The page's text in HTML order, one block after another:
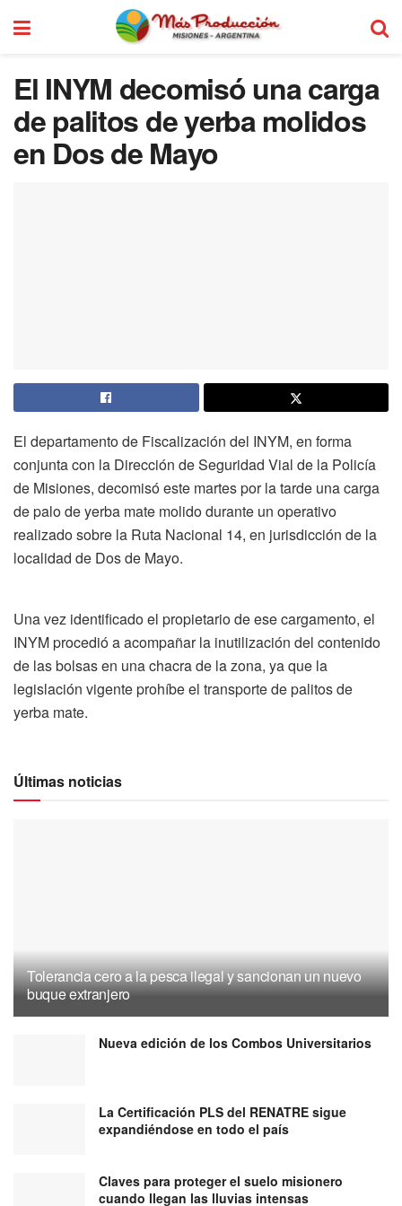
El INYM decomisó una carga
de palitos de yerba molidos
en Dos de Mayo
El departamento de Fiscalización del INYM, en forma
conjunta con la Dirección de Seguridad Vial de la Policía
de Misiones, decomisó este martes por la tarde una carga
de palo de yerba mate molido durante un operativo
realizado sobre la Ruta Nacional 14, en jurisdicción de la
localidad de Dos de Mayo.
Una vez identificado el propietario de ese cargamento, el
INYM procedió a acompañar la inutilización del contenido
de las bolsas en una chacra de la zona, ya que la
legislación vigente prohíbe el transporte de palitos de
yerba mate.
Últimas noticias
Tolerancia cero a la pesca ilegal y sancionan un nuevo
buque extranjero
Nueva edición de los Combos Universitarios
La Certificación PLS del RENATRE sigue
expandiéndose en todo el país
Claves para proteger el suelo misionero
cuando llegan las lluvias intensas